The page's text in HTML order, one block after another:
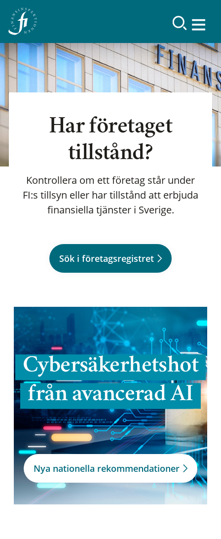
Har företaget
tillstånd?
Kontrollera om ett företag står under
FI:s tillsyn eller har tillstånd att erbjuda
finansiella tjänster i Sverige.
Sök i företagsregistret
Cybersäkerhetshot
från avancerad AI
Nya nationella rekommendationer